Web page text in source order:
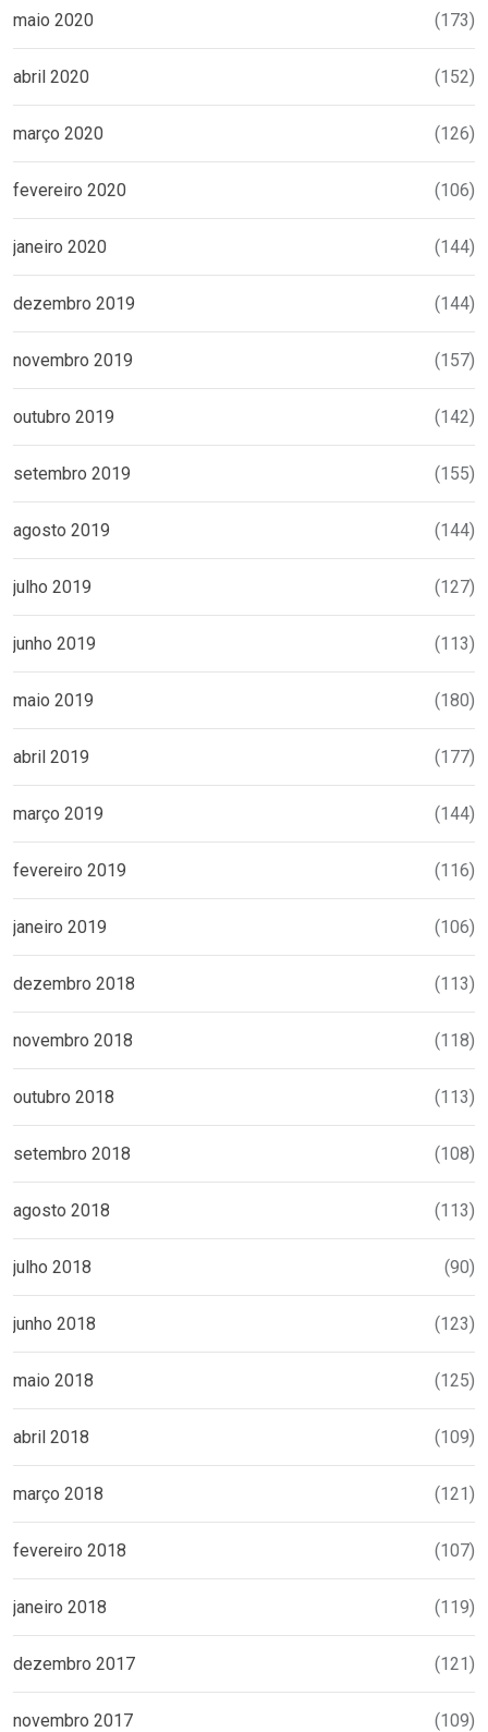
maio 2020 (173)
abril 2020 (152)
março 2020 (126)
fevereiro 2020 (106)
janeiro 2020 (144)
dezembro 2019 (144)
novembro 2019 (157)
outubro 2019 (142)
setembro 2019 (155)
agosto 2019 (144)
julho 2019 (127)
junho 2019 (113)
maio 2019 (180)
abril 2019 (177)
março 2019 (144)
fevereiro 2019 (116)
janeiro 2019 (106)
dezembro 2018 (113)
novembro 2018 (118)
outubro 2018 (113)
setembro 2018 (108)
agosto 2018 (113)
julho 2018 (90)
junho 2018 (123)
maio 2018 (125)
abril 2018 (109)
março 2018 (121)
fevereiro 2018 (107)
janeiro 2018 (119)
dezembro 2017 (121)
novembro 2017 (109)